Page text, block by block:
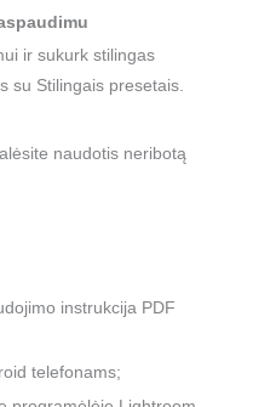
ir sukurk stilingas
su Stilingais presetais.
naudotis neribotą
instrukcija PDF
telefonams;